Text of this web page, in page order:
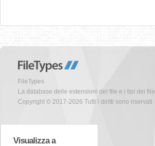
FileTypes
La database delle estensioni dei file e i tipi dei file
Copyright © 2017-2026 Tutti i diritti sono riservati
Visualizza a